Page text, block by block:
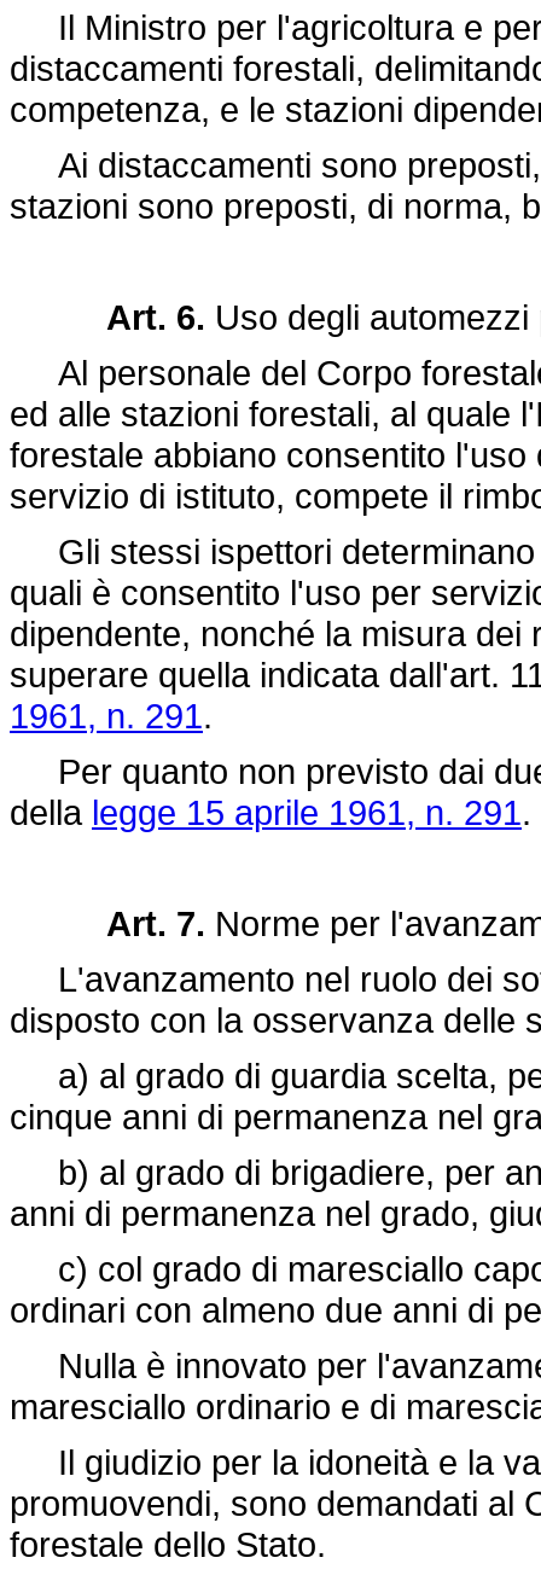
Il Ministro per l'agricoltura e
distaccamenti forestali,
competenza, e le stazioni
Ai distaccamenti sono
stazioni sono preposti, di norma,
Art. 6. Uso degli
Al personale del Corpo
ed alle stazioni forestali, al quale
forestale abbiano consentito
servizio di istituto, compete il
Gli stessi ispettori determinano
quali è consentito l'uso per
dipendente, nonché la misura
superare quella indicata dall'art.
1961, n. 291.
Per quanto non previsto dai
della legge 15 aprile 1961, n. 291.
Art. 7. Norme per
L'avanzamento nel ruolo dei
disposto con la osservanza delle
a) al grado di guardia scelta,
cinque anni di permanenza nel
b) al grado di brigadiere, per
anni di permanenza nel grado,
c) col grado di maresciallo
ordinari con almeno due anni di
Nulla è innovato per
maresciallo ordinario e di
Il giudizio per la idoneità e la
promuovendi, sono demandati al
forestale dello Stato.